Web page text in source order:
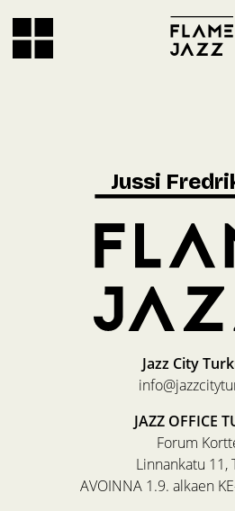
Jussi
Jazz City
JAZZ OFFICE
Forum
Linnankatu 11,
AVOINNA 1.9. alkaen